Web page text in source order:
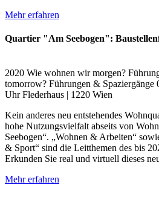
Mehr erfahren
Quartier "Am Seebogen":
2020 Wie wohnen wir morgen?
tomorrow? Führungen & Spaziergänge
Uhr Flederhaus | 1220 Wien
Kein anderes neu entstehendes
hohe Nutzungsvielfalt abseits von
Seebogen“. „Wohnen & Arbeiten“
& Sport“ sind die Leitthemen des bis
Erkunden Sie real und virtuell dieses
Mehr erfahren